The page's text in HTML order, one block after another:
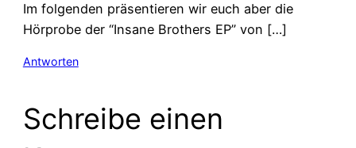
Im folgenden präsentieren wir euch aber die
Hörprobe der “Insane Brothers EP” von […]
Antworten
Schreibe einen